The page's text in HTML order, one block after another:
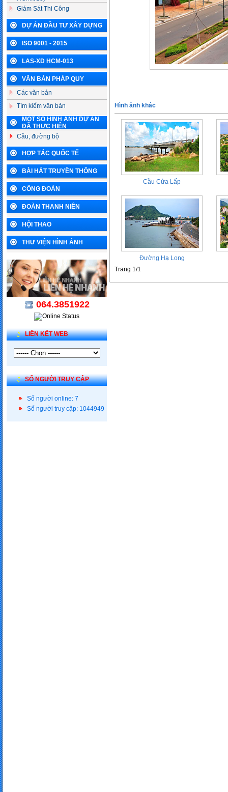
Giám Sát Thi Công
DỰ ÁN ĐẦU TƯ XÂY DỰNG
ISO 9001 - 2015
LAS-XD HCM-013
VĂN BẢN PHÁP QUY
Các văn bản
Tìm kiếm văn bản
MỘT SỐ HÌNH ẢNH DỰ ÁN
ĐÃ THỰC HIỆN
Cầu, đường bộ
HỢP TÁC QUỐC TẾ
BÀI HÁT TRUYỀN THÔNG
CÔNG ĐOÀN
ĐOÀN THANH NIÊN
HỘI THAO
THƯ VIỆN HÌNH ẢNH
064.3851922
LIÊN KẾT WEB
SỐ NGƯỜI TRUY CẬP
Số người online: 7
Số người truy cập: 1044949
Hình ảnh khác
Cầu Cửa Lấp
Đường Hạ Long
Trang 1/1